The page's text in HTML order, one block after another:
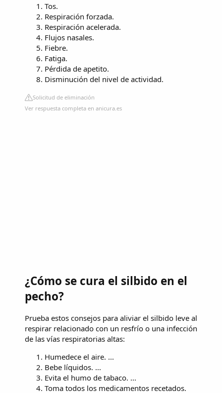
Tos.
Respiración forzada.
Respiración acelerada.
Flujos nasales.
Fiebre.
Fatiga.
Pérdida de apetito.
Disminución del nivel de actividad.
Solicitud de eliminación
Ver respuesta completa en anicura.es
¿Cómo se cura el silbido en el
pecho?
Prueba estos consejos para aliviar el silbido leve al
respirar relacionado con un resfrío o una infección
de las vías respiratorias altas:
Humedece el aire. ...
Bebe líquidos. ...
Evita el humo de tabaco. ...
Toma todos los medicamentos recetados.